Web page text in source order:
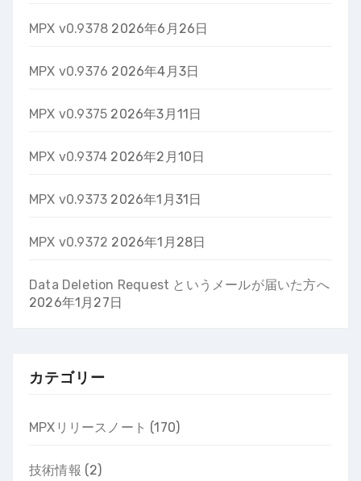
MPX v0.9378 2026年6月26日
MPX v0.9376 2026年4月3日
MPX v0.9375 2026年3月11日
MPX v0.9374 2026年2月10日
MPX v0.9373 2026年1月31日
MPX v0.9372 2026年1月28日
Data Deletion Request というメールが届いた方へ
2026年1月27日
カテゴリー
MPXリリースノート (170)
技術情報 (2)